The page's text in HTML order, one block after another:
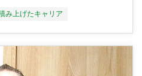
み上げたキャリア